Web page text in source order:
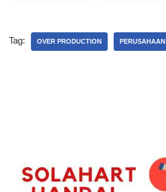
Tag: OVER PRODUCTION PERUSAHAAN